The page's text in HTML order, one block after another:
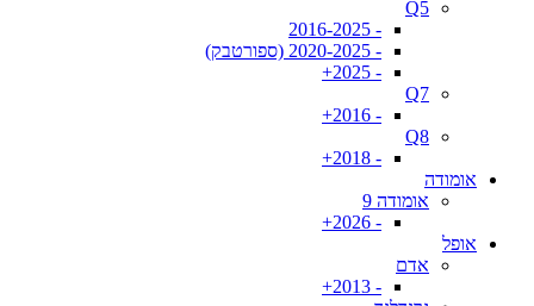
Q5
- 2016-2025
- 2020-2025 (ספורטבק)
- 2025+
Q7
- 2016+
Q8
- 2018+
אומודה
אומודה 9
- 2026+
אופל
אדם
- 2013+